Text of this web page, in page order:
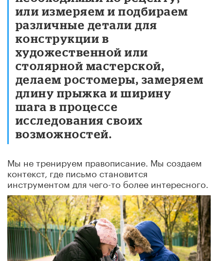
или измеряем и подбираем
различные детали для
конструкции в
художественной или
столярной мастерской,
делаем ростомеры, замеряем
длину прыжка и ширину
шага в процессе
исследования своих
возможностей.
Мы не тренируем правописание. Мы создаем
контекст, где письмо становится
инструментом для чего-то более интересного.